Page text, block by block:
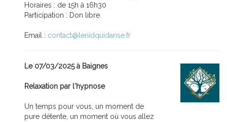
Horaires : de 15h à 16h30
Participation : Don libre.
Email : contact@lenidquidanse.fr
Le 07/03/2025 à Baignes
Relaxation par l'hypnose
Un temps pour vous, un moment de
pure détente, un moment où vous allez